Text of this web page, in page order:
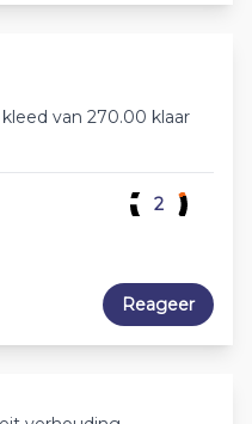
van 270.00 klaar
2
Reageer